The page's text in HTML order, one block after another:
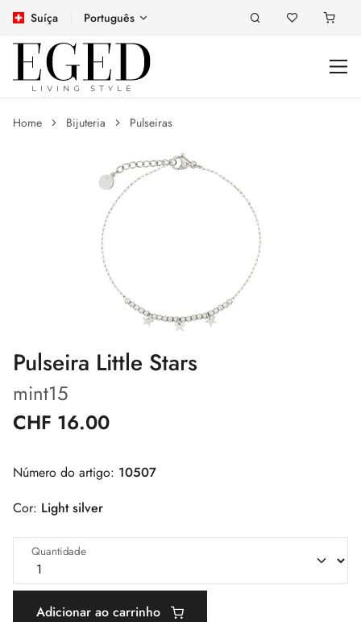
Suíça Português
Home Bijuteria Pulseiras
Pulseira Little Stars
mint15
CHF 16.00
Número do artigo: 10507
Cor: Light silver
Quantidade
Adicionar ao carrinho